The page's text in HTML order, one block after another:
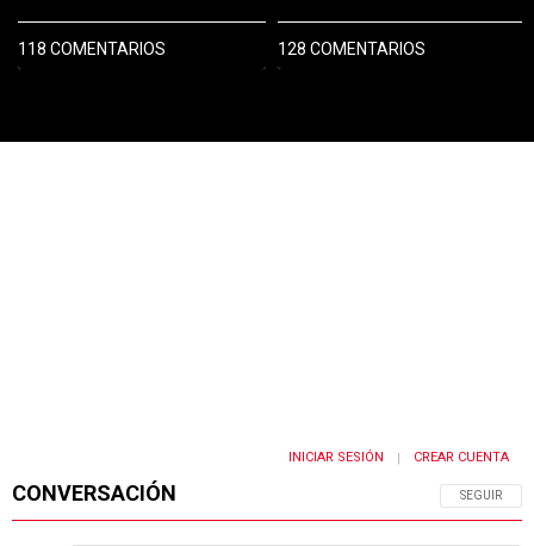
118 COMENTARIOS 128 COMENTARIOS
CONVERSACIÓN SIGA ESTA
SEGUIR
INICIAR SESIÓN | CREAR CUENTA